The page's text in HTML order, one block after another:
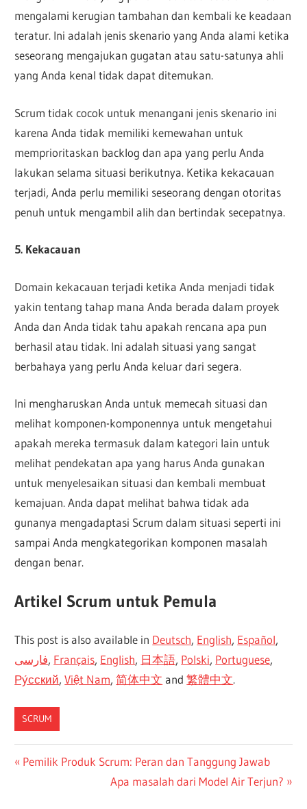
mengalami kerugian tambahan dan kembali ke keadaan
teratur. Ini adalah jenis skenario yang Anda alami ketika
seseorang mengajukan gugatan atau satu-satunya ahli
yang Anda kenal tidak dapat ditemukan.
Scrum tidak cocok untuk menangani jenis skenario ini
karena Anda tidak memiliki kemewahan untuk
memprioritaskan backlog dan apa yang perlu Anda
lakukan selama situasi berikutnya. Ketika kekacauan
terjadi, Anda perlu memiliki seseorang dengan otoritas
penuh untuk mengambil alih dan bertindak secepatnya.
5. Kekacauan
Domain kekacauan terjadi ketika Anda menjadi tidak
yakin tentang tahap mana Anda berada dalam proyek
Anda dan Anda tidak tahu apakah rencana apa pun
berhasil atau tidak. Ini adalah situasi yang sangat
berbahaya yang perlu Anda keluar dari segera.
Ini mengharuskan Anda untuk memecah situasi dan
melihat komponen-komponennya untuk mengetahui
apakah mereka termasuk dalam kategori lain untuk
melihat pendekatan apa yang harus Anda gunakan
untuk menyelesaikan situasi dan kembali membuat
kemajuan. Anda dapat melihat bahwa tidak ada
gunanya mengadaptasi Scrum dalam situasi seperti ini
sampai Anda mengkategorikan komponen masalah
dengan benar.
Artikel Scrum untuk Pemula
This post is also available in Deutsch, English, Español,
فارسی, Français, English, 日本語, Polski, Portuguese,
Ру́сский,Việt Nam,简体中文 and繁體中文.
SCRUM
DONE
Navigasi
Previous
Pemilik Produk Scrum: Peran dan Tanggung Jawab
Next
Apa masalah dari Model Air Terjun?